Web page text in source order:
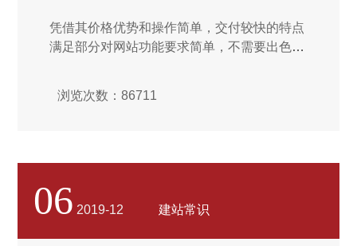
凭借其价格优势和操作简单，交付较快的特点
满足部分对网站功能要求简单，不需要出色设
码，而且每个页面的代码又极为相似，不利于
商提供的是公用的空间及数据库，其安全性也
么难，给客户做好售后也不难，难得是不贪
心。要相信：一个互联网团队，无论自身的实
力强大与否，只要能认清自身的实力，不断提
浏览次数：86711
06 2019-12 建站常识